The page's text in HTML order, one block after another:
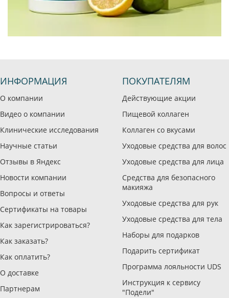
ИНФОРМАЦИЯ
О компании
Видео о компании
Клинические исследования
Научные статьи
Отзывы в Яндекс
Новости компании
Вопросы и ответы
Сертификаты на товары
Как зарегистрироваться?
Как заказать?
Как оплатить?
О доставке
Партнерам
ПОКУПАТЕЛЯМ
Действующие акции
Пищевой коллаген
Коллаген со вкусами
Уходовые средства для волос
Уходовые средства для лица
Средства для безопасного
макияжа
Уходовые средства для рук
Уходовые средства для тела
Наборы для подарков
Подарить сертификат
Программа лояльности UDS
Инструкция к сервису
"Подели"